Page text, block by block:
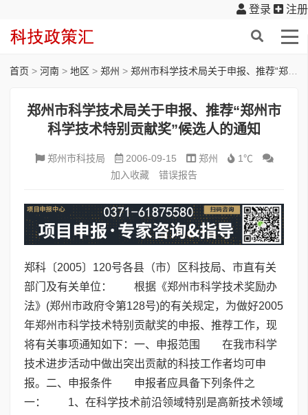
登录 注册
首页 > 河南 > 地区 > 郑州 > 郑州市科学技术局关于申报、推荐“郑州市科学技术特别贡献奖”候选人的通知
郑州市科学技术局关于申报、推荐“郑州市
科学技术特别贡献奖”候选人的通知
郑州市科技局 2006-09-15 郑州
1℃
加入收藏
错误报告
郑科〔2005〕120号各县（市）区科技局、市直有关
部门及有关单位： 根据《郑州市科学技术奖励办
法》(郑州市政府令第128号)的有关规定，为做好2005
年郑州市科学技术特别贡献奖的申报、推荐工作，现
将有关事项通知如下：一、申报范围 在我市科学
技术进步活动中做出突出贡献的科技工作者均可申
报。二、申报条件 申报者应具备下列条件之
一： 1、在科学技术前沿领域特别是高新技术领域